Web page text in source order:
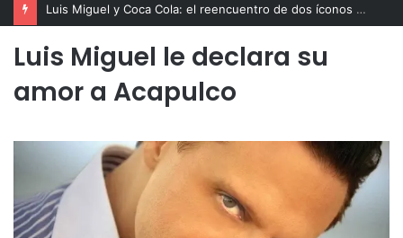
Luis Miguel y Coca Cola: el reencuentro de dos íconos eternos
Luis Miguel le declara su
amor a Acapulco